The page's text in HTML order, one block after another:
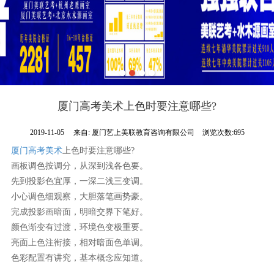
厦门高考美术上色时要注意哪些?
2019-11-05 来自: 厦门艺上美联教育咨询有限公司 浏览次数:695
厦门高考美术上色时要注意哪些?
板调色按调分，从深到浅各色要。
到投影色宜厚，一深二浅三变调。
心调色细观察，大胆落笔画势豪。
成投影画暗面，明暗交界下笔好。
色渐变有过渡，环境色变极重要。
面上色注衔接，相对暗面色单调。
彩配置有讲究，基本概念应知道。